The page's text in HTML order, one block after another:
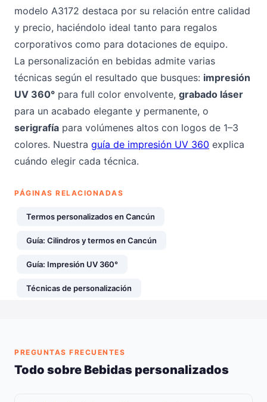
modelo A3172 destaca por su relación entre calidad
y precio, haciéndolo ideal tanto para regalos
corporativos como para dotaciones de equipo.
La personalización en bebidas admite varias
técnicas según el resultado que busques: impresión
UV 360° para full color envolvente, grabado láser
para un acabado elegante y permanente, o
serigrafía para volúmenes altos con logos de 1–3
colores. Nuestra guía de impresión UV 360 explica
cuándo elegir cada técnica.
PÁGINAS RELACIONADAS
Termos personalizados en Cancún
Guía: Cilindros y termos en Cancún
Guía: Impresión UV 360°
Técnicas de personalización
PREGUNTAS FRECUENTES
Todo sobre Bebidas personalizados